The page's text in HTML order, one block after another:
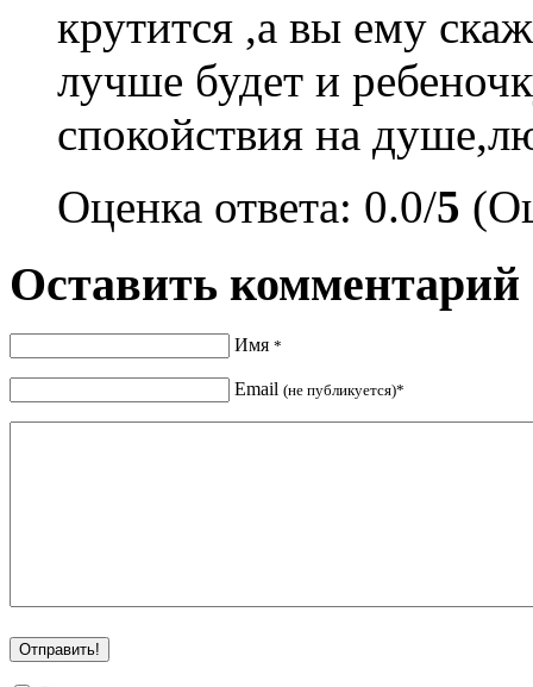
крутится ,а вы ему
лучше будет и
спокойствия на
Оценка ответа: 0.0/5
Оставить комментарий
Имя *
Email (не публикуется)*